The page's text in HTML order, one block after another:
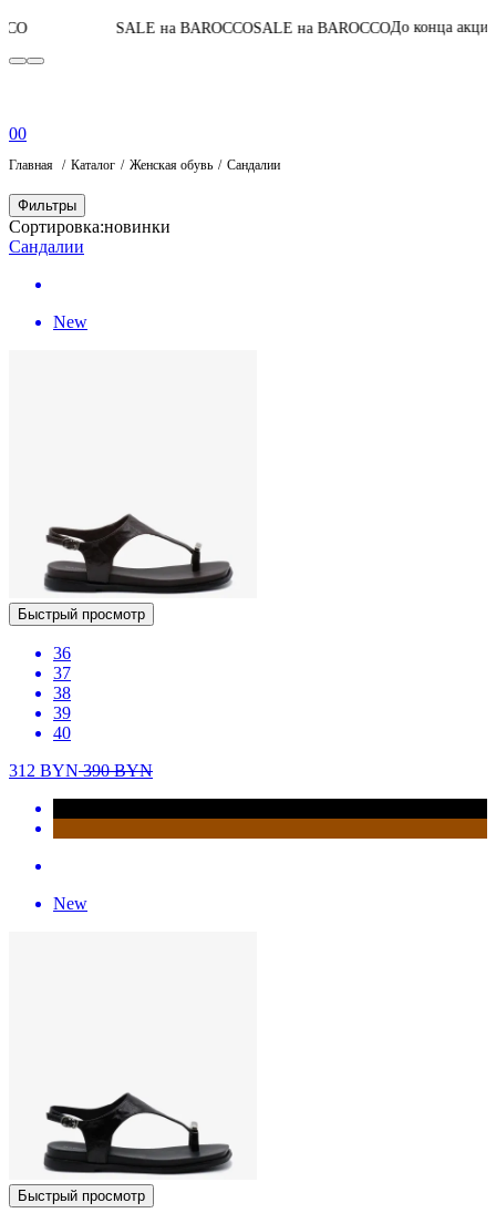
SALE на BAROCCOSALE на BAROCCOДо конца акции04:19:39:57
00
Главная Каталог Женская обувь Сандалии
Фильтры
Сортировка:новинки
Сандалии
New
Быстрый просмотр
36
37
38
39
40
312 BYN390BYN
New
Быстрый просмотр